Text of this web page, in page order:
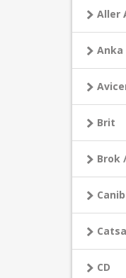
Aller
Anka
Brit
Brok
CD